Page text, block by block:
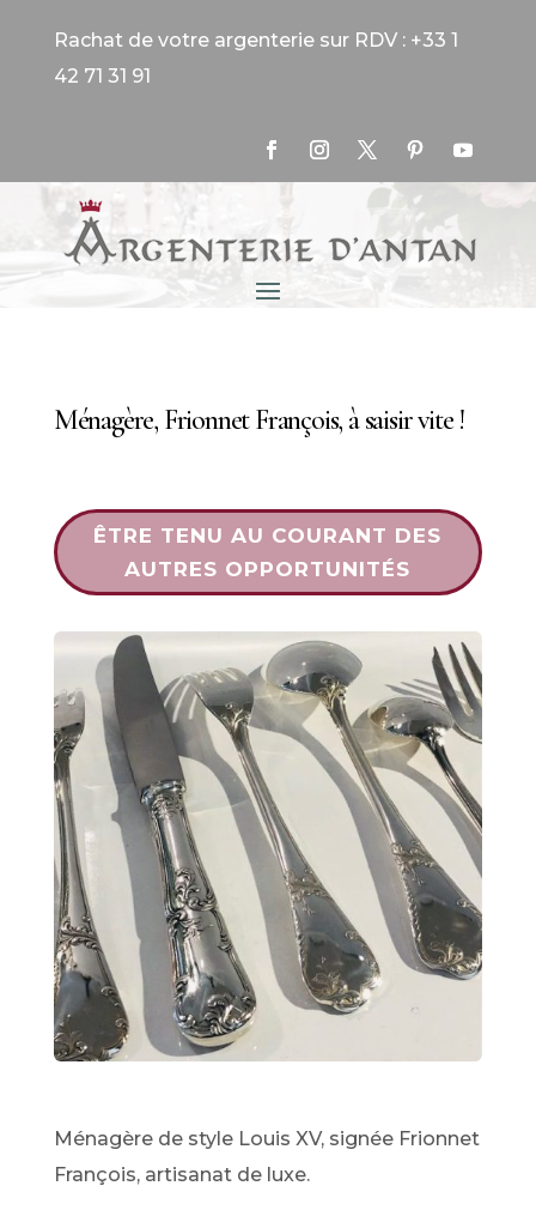
Rachat de votre argenterie sur RDV : +33 1
42 71 31 91
Ménagère, Frionnet François, à saisir vite !
ÊTRE TENU AU COURANT DES
AUTRES OPPORTUNITÉS
Ménagère de style Louis XV, signée Frionnet
François, artisanat de luxe.